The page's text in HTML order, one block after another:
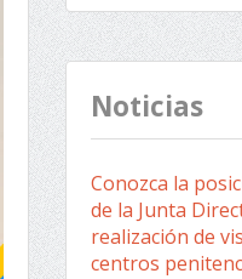
Noticias
Conozca la
de la Junta
realización de
centros